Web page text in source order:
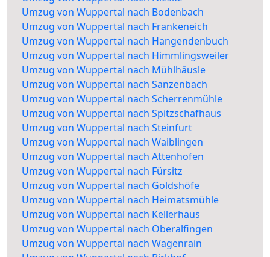
Umzug von Wuppertal nach Bodenbach
Umzug von Wuppertal nach Frankeneich
Umzug von Wuppertal nach Hangendenbuch
Umzug von Wuppertal nach Himmlingsweiler
Umzug von Wuppertal nach Mühlhäusle
Umzug von Wuppertal nach Sanzenbach
Umzug von Wuppertal nach Scherrenmühle
Umzug von Wuppertal nach Spitzschafhaus
Umzug von Wuppertal nach Steinfurt
Umzug von Wuppertal nach Waiblingen
Umzug von Wuppertal nach Attenhofen
Umzug von Wuppertal nach Fürsitz
Umzug von Wuppertal nach Goldshöfe
Umzug von Wuppertal nach Heimatsmühle
Umzug von Wuppertal nach Kellerhaus
Umzug von Wuppertal nach Oberalfingen
Umzug von Wuppertal nach Wagenrain